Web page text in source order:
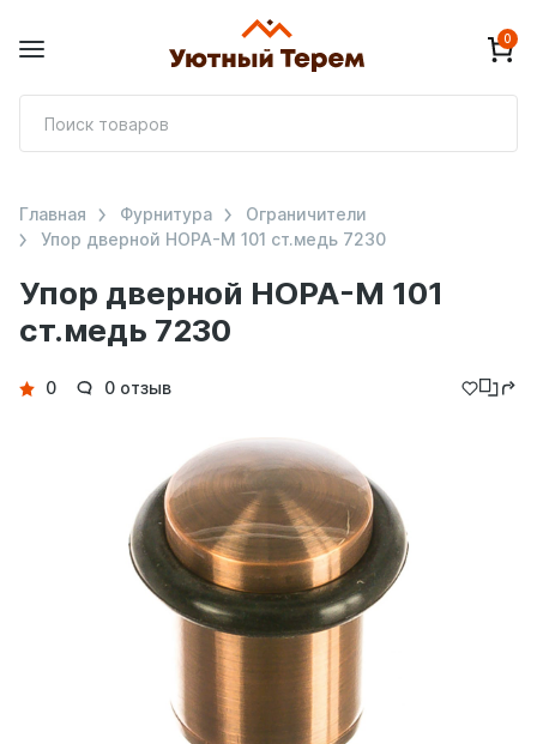
0
Упор дверной НОРА-М 101
ст.медь 7230
Главная Фурнитура
Ограничители
Упор дверной НОРА-М 101 ст.медь 7230
Детали
0 0 отзыв